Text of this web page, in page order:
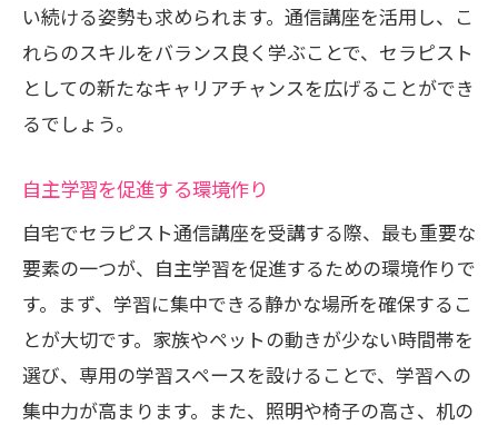
い続ける姿勢も求められます。通信講座を活用し、こ
れらのスキルをバランス良く学ぶことで、セラピスト
としての新たなキャリアチャンスを広げることができ
るでしょう。
自主学習を促進する環境作り
自宅でセラピスト通信講座を受講する際、最も重要な
要素の一つが、自主学習を促進するための環境作りで
す。まず、学習に集中できる静かな場所を確保するこ
とが大切です。家族やペットの動きが少ない時間帯を
選び、専用の学習スペースを設けることで、学習への
集中力が高まります。また、照明や椅子の高さ、机の